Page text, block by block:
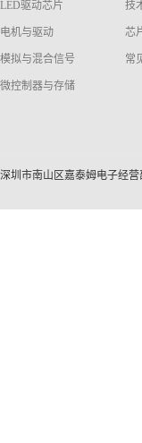
LED驱动芯片
电机与驱动
模拟与混合信号
微控制器与存储
技
芯
常
深圳市南山区嘉泰姆电子经